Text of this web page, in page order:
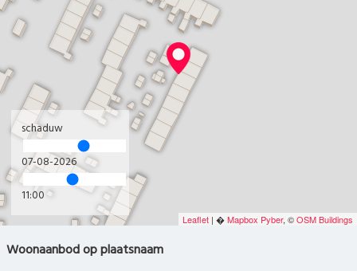
Leaflet | �Mapbox Pyber, ©OSM Buildings
schaduw
07-08-2026
11:00
Woonaanbod op plaatsnaam